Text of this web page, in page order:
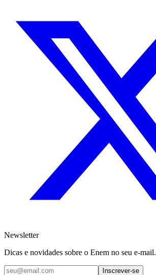
Newsletter
Dicas e novidades sobre o Enem no seu e-mail.
Inscrever-se